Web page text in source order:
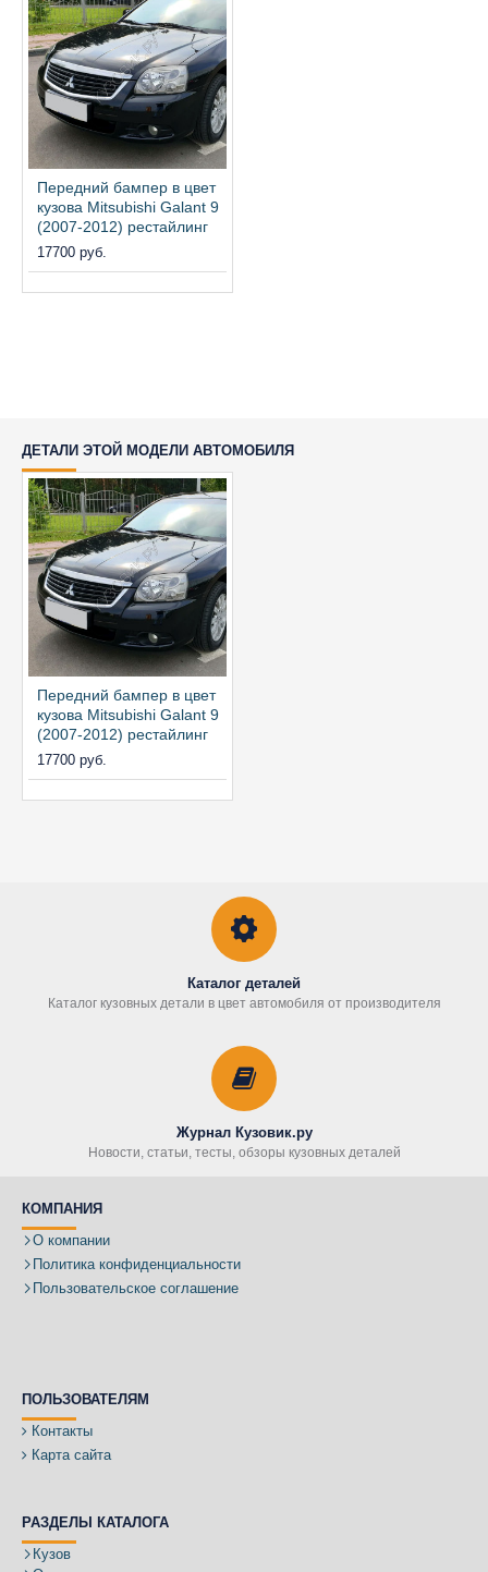
Передний бампер в цвет
кузова Mitsubishi Galant 9
(2007-2012) рестайлинг
17700 руб.
ДЕТАЛИ ЭТОЙ МОДЕЛИ АВТОМОБИЛЯ
Передний бампер в цвет
кузова Mitsubishi Galant 9
(2007-2012) рестайлинг
17700 руб.
Каталог деталей
Каталог кузовных детали в цвет автомобиля от производителя
Журнал Кузовик.ру
Новости, статьи, тесты, обзоры кузовных деталей
КОМПАНИЯ
О компании
Политика конфиденциальности
Пользовательское соглашение
ПОЛЬЗОВАТЕЛЯМ
Контакты
Карта сайта
РАЗДЕЛЫ КАТАЛОГА
Кузов